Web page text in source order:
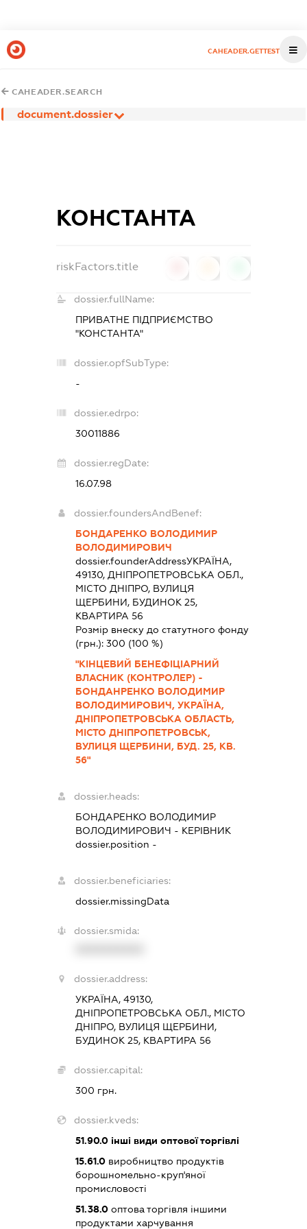
CAHEADER.GETTEST
CAHEADER.SEARCH
document.dossier
КОНСТАНТА
riskFactors.title
dossier.fullName:
ПРИВАТНЕ ПІДПРИЄМСТВО
"КОНСТАНТА"
dossier.opfSubType:
-
dossier.edrpo:
30011886
dossier.regDate:
16.07.98
dossier.foundersAndBenef:
БОНДАРЕНКО ВОЛОДИМИР
ВОЛОДИМИРОВИЧ
dossier.founderAddressУКРАЇНА,
49130, ДНІПРОПЕТРОВСЬКА ОБЛ.,
МІСТО ДНІПРО, ВУЛИЦЯ
ЩЕРБИНИ, БУДИНОК 25,
КВАРТИРА 56
Розмір внеску до статутного фонду
(грн.):300 (100 %)
"КІНЦЕВИЙ БЕНЕФІЦІАРНИЙ
ВЛАСНИК (КОНТРОЛЕР) -
БОНДАНРЕНКО ВОЛОДИМИР
ВОЛОДИМИРОВИЧ, УКРАЇНА,
ДНІПРОПЕТРОВСЬКА ОБЛАСТЬ,
МІСТО ДНІПРОПЕТРОВСЬК,
ВУЛИЦЯ ЩЕРБИНИ, БУД. 25, КВ.
56"
dossier.heads:
БОНДАРЕНКО ВОЛОДИМИР
ВОЛОДИМИРОВИЧ - КЕРІВНИК
dossier.position -
dossier.beneficiaries:
dossier.missingData
dossier.smida:
dossier.address:
УКРАЇНА, 49130,
ДНІПРОПЕТРОВСЬКА ОБЛ., МІСТО
ДНІПРО, ВУЛИЦЯ ЩЕРБИНИ,
БУДИНОК 25, КВАРТИРА 56
dossier.capital:
300 грн.
dossier.kveds:
51.90.0 інші види оптової торгівлі
15.61.0 виробництво продуктів
борошномельно-круп'яної
промисловості
51.38.0 оптова торгівля іншими
продуктами харчування